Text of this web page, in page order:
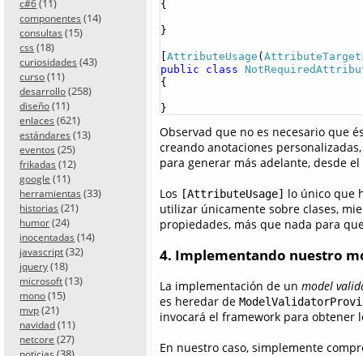
c#6 (11)
componentes (14)
consultas (15)
css (18)
curiosidades (43)
curso (11)
desarrollo (258)
diseño (11)
enlaces (621)
estándares (13)
eventos (25)
frikadas (12)
google (11)
herramientas (33)
historias (21)
humor (24)
inocentadas (14)
javascript (32)
jquery (18)
microsoft (13)
mono (15)
mvp (21)
navidad (11)
netcore (27)
{
}
AttributeUsage (
public
class
{
}
Observad que no es necesario que
creando anotaciones
para generar más adelante, desde
Los [AttributeUsage] lo único que
utilizar únicamente sobre clases,
propiedades, más que nada para
4. Implementando nuestro
La implementación de un model
es heredar de
invocará el framework para obtener
En nuestro caso, simplemente